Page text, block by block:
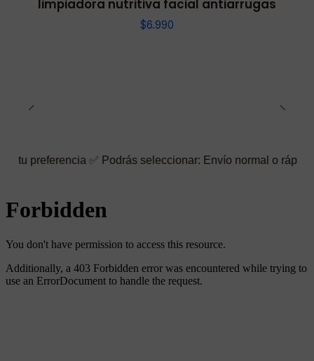
limpiadora nutritiva facial antiarrugas
$6.990
✅ Podrás seleccionar: Envío normal o rápido ☑️